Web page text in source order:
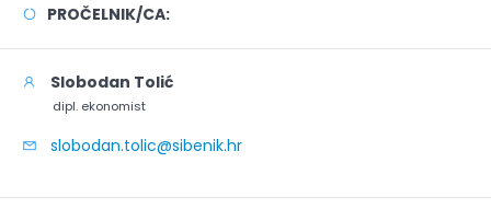
PROČELNIK/CA:
Slobodan Tolić
dipl. ekonomist
slobodan.tolic@sibenik.hr